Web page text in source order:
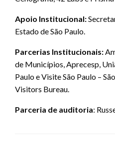
Apoio Institucional:
Estado de São Paulo.
Parcerias Institucionais:
de Municípios, Aprecesp,
Paulo e Visite São Paulo –
Visitors Bureau.
Parceria de auditoria: